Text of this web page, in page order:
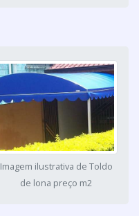
Imagem ilustrativa de Toldo
de lona preço m2